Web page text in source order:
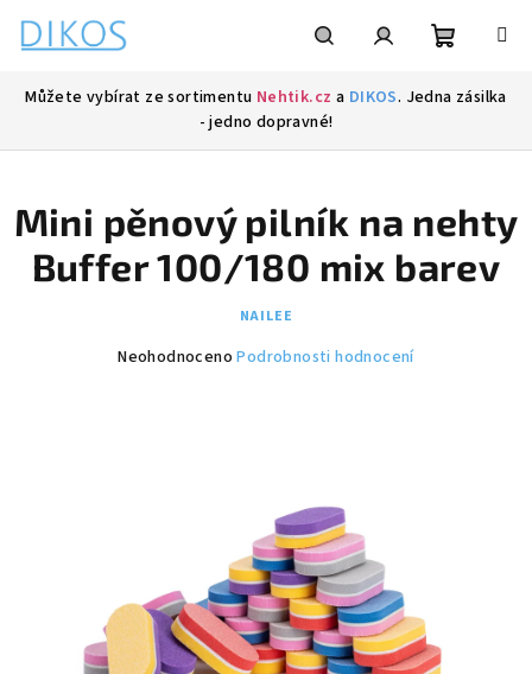
obsah
Můžete vybírat ze sortimentu Nehtik.cz a DIKOS. Jedna zásilka
- jedno dopravné!
Mini pěnový pilník na nehty
Buffer 100/180 mix barev
NAILEE
Průměrné
Neohodnoceno Podrobnosti hodnocení